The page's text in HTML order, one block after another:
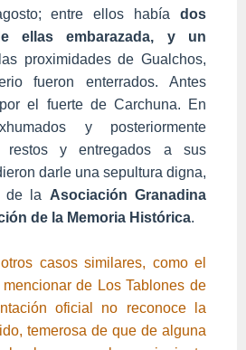
entre ellos había dos
ellas embarazada, y un
proximidades de Gualchos,
fueron enterrados. Antes
el fuerte de Carchuna. En
y posteriormente
restos y entregados a sus
darle una sepultura digna,
de la Asociación Granadina
de la Memoria Histórica.
casos similares, como el
de Los Tablones de
oficial no reconoce la
temerosa de que de alguna